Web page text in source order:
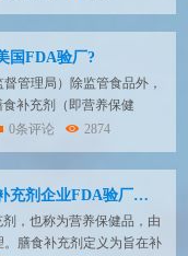
了。 我们的食品生产客
？为何被抽中？验厂会检
果？工厂该如何准备？下
FDA食品验厂的背...
国FDA验厂?
管理局）除监管食品外，
补充剂（即营养保健
归类为食品的一部分，定
，含有一种或多种下列膳
草本或植物成分 氨基酸
上述成分的浓缩物、代
FDA验厂流程及重点关注
0条评论 2874
食品添加剂、膳食补充剂企业FDA验厂怎么准备？
，也称为营养保健品，由
膳食补充剂定义为旨在补